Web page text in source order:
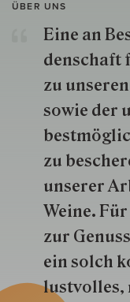
ÜBER UNS
Eine an
den­schaft
zu
so­wie der
zu
unserer
Weine.
zur
ein solch
lustvolles,